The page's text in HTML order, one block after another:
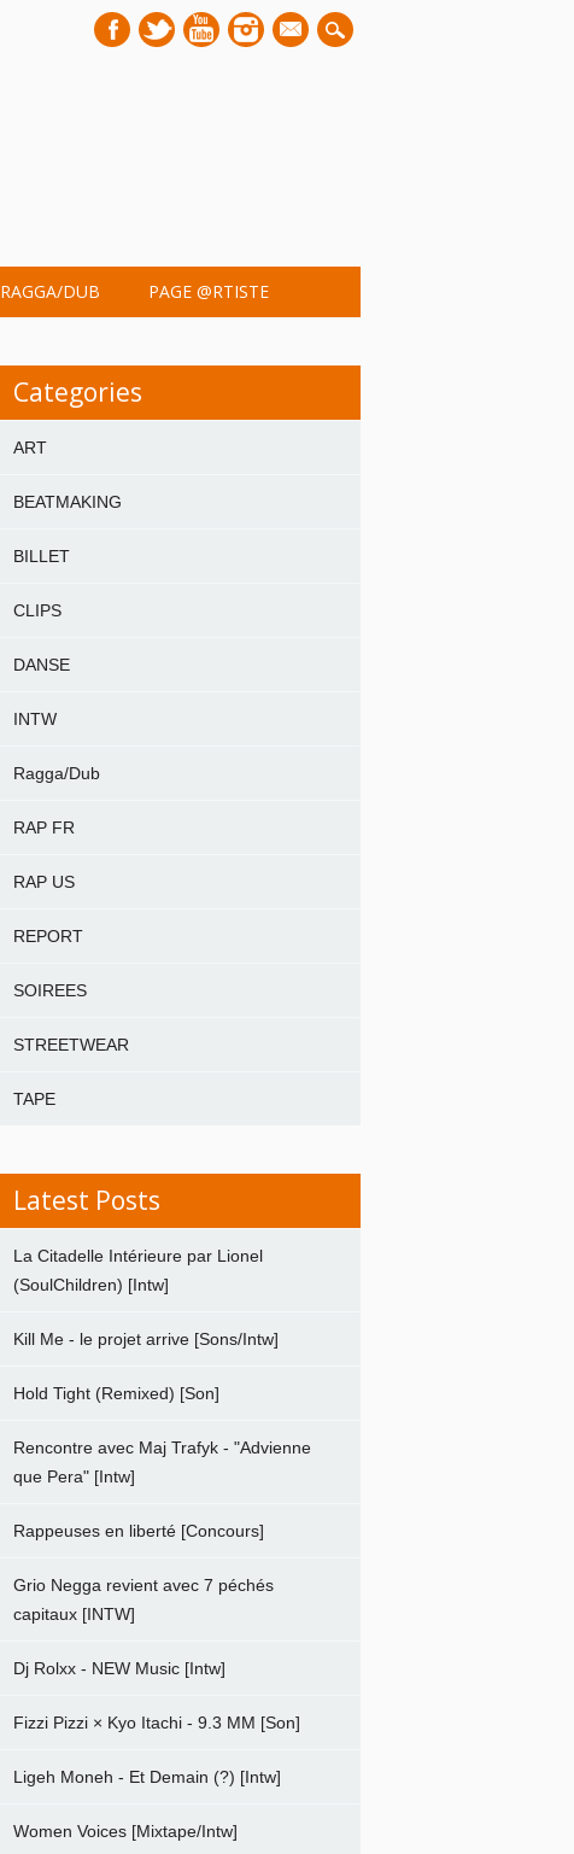
mail
RAGGA/DUB PAGE @RTISTE
Categories
ART
BEATMAKING
BILLET
CLIPS
DANSE
INTW
Ragga/Dub
RAP FR
RAP US
REPORT
SOIREES
STREETWEAR
TAPE
Latest Posts
La Citadelle Intérieure par Lionel
(SoulChildren) [Intw]
Kill Me - le projet arrive [Sons/Intw]
Hold Tight (Remixed) [Son]
Rencontre avec Maj Trafyk - "Advienne
que Pera" [Intw]
Rappeuses en liberté [Concours]
Grio Negga revient avec 7 péchés
capitaux [INTW]
Dj Rolxx - NEW Music [Intw]
Fizzi Pizzi × Kyo Itachi - 9.3 MM [Son]
Ligeh Moneh - Et Demain (?) [Intw]
Women Voices [Mixtape/Intw]